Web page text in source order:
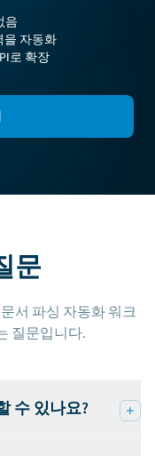
음
을 자동화
로 확장
문
서 파싱 자동화 워크
질문입니다.
수 있나요?